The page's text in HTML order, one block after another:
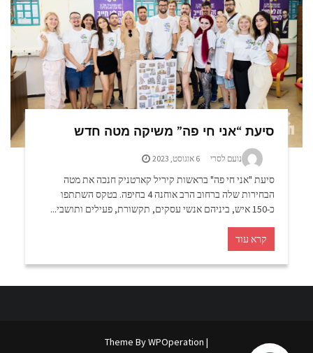
סיעת “אני חי פה” משיקה מטה חדש
נועם לסרי 6 אוגוסט, 2023
סיעת "אני חי פה" בראשות קיריל קארטניק חנכה את מטה
הבחירות שלה ברחוב הרב אוחנה 4 בחיפה. בטקס השתתפו
כ-150 איש, ביניהם אנשי עסקים, תקשורת, פעילים ותושבי...
קרא עוד
| Theme By
WPOperation